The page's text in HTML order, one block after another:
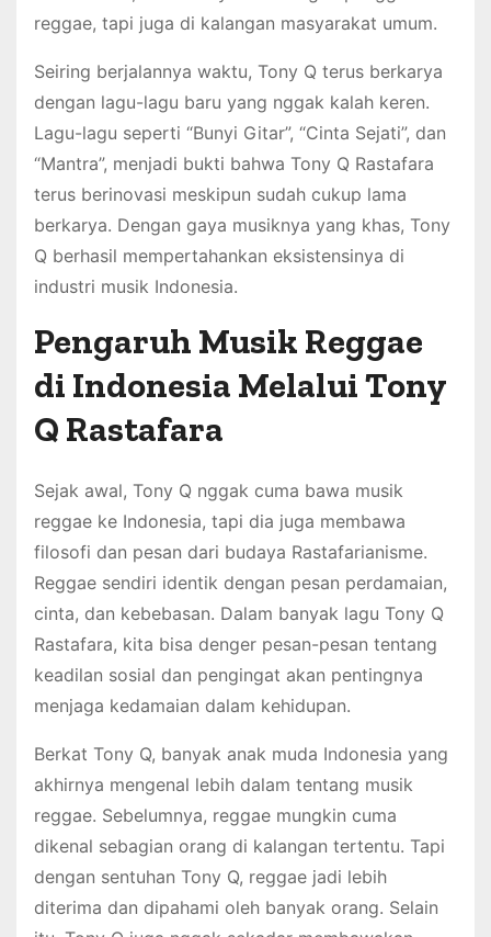
reggae, tapi juga di kalangan masyarakat umum.
Seiring berjalannya waktu, Tony Q terus berkarya
dengan lagu-lagu baru yang nggak kalah keren.
Lagu-lagu seperti “Bunyi Gitar”, “Cinta Sejati”, dan
“Mantra”, menjadi bukti bahwa Tony Q Rastafara
terus berinovasi meskipun sudah cukup lama
berkarya. Dengan gaya musiknya yang khas, Tony
Q berhasil mempertahankan eksistensinya di
industri musik Indonesia.
Pengaruh Musik Reggae
di Indonesia Melalui Tony
Q Rastafara
Sejak awal, Tony Q nggak cuma bawa musik
reggae ke Indonesia, tapi dia juga membawa
filosofi dan pesan dari budaya Rastafarianisme.
Reggae sendiri identik dengan pesan perdamaian,
cinta, dan kebebasan. Dalam banyak lagu Tony Q
Rastafara, kita bisa denger pesan-pesan tentang
keadilan sosial dan pengingat akan pentingnya
menjaga kedamaian dalam kehidupan.
Berkat Tony Q, banyak anak muda Indonesia yang
akhirnya mengenal lebih dalam tentang musik
reggae. Sebelumnya, reggae mungkin cuma
dikenal sebagian orang di kalangan tertentu. Tapi
dengan sentuhan Tony Q, reggae jadi lebih
diterima dan dipahami oleh banyak orang. Selain